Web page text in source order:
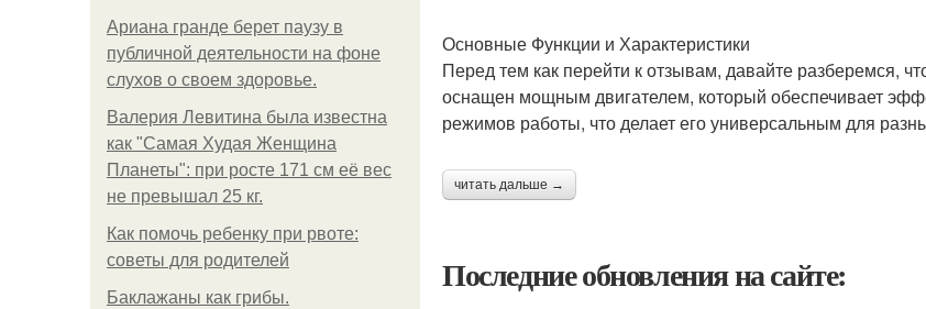
Ариана гранде берет паузу в
публичной деятельности на фоне
слухов о своем здоровье.
Валерия Левитина была известна
как "Самая Худая Женщина
Планеты": при росте 171 см её вес
не превышал 25 кг.
Как помочь ребенку при рвоте:
советы для родителей
Баклажаны как грибы.
Основные Функции и Характеристики
Перед тем как перейти к отзывам, давайте разберемся,
оснащен мощным двигателем, который обеспечивает
режимов работы, что делает его универсальным для
читать дальше →
Последние обновления на сайте: